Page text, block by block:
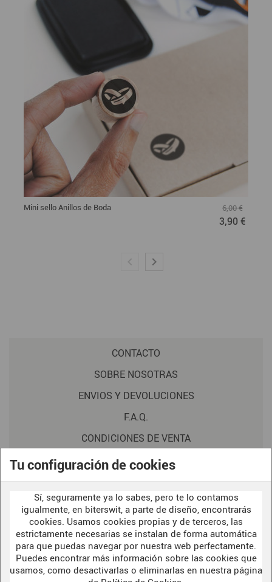
Tu configuración de cookies
Sí, seguramente ya lo sabes, pero te lo contamos
igualmente, en biterswit, a parte de diseño, encontrarás
cookies. Usamos cookies propias y de terceros, las
estrictamente necesarias se instalan de forma automática
para que puedas navegar por nuestra web perfectamente.
Puedes encontrar más información sobre las cookies que
usamos, como desactivarlas o eliminarlas en nuestra página
Mini sello Anillos de Boda 6,00 €
3,90 €
CONTACTO
SOBRE NOSOTRAS
ENVIOS Y DEVOLUCIONES
F.A.Q.
CONDICIONES DE VENTA
POLITICA DE PRIVACIDAD
AVISO LEGAL
POLÍTICA DE COOKIES
WELCOME TO OUR
DARK SIDE